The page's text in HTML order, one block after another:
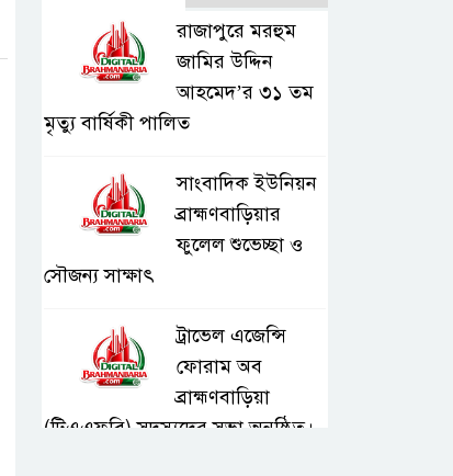
রাজাপুরে মরহুম
জামির উদ্দিন
আহমেদ’র ৩১ তম
মৃত্যু বার্ষিকী পালিত
সাংবাদিক ইউনিয়ন
ব্রাহ্মণবাড়িয়ার
ফুলেল শুভেচ্ছা ও
সৌজন্য সাক্ষাৎ
ট্রাভেল এজেন্সি
ফোরাম অব
ব্রাহ্মণবাড়িয়া
(টিএএফবি) সদস্যদের সভা অনুষ্ঠিত।